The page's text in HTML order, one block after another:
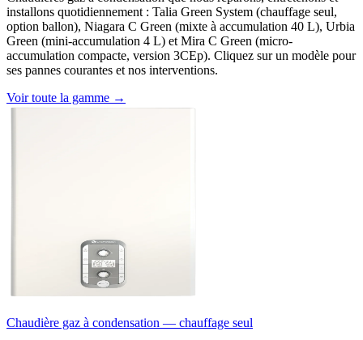
installons quotidiennement : Talia Green System (chauffage seul,
option ballon), Niagara C Green (mixte à accumulation 40 L), Urbia
Green (mini-accumulation 4 L) et Mira C Green (micro-
accumulation compacte, version 3CEp). Cliquez sur un modèle pour
ses pannes courantes et nos interventions.
Voir toute la gamme →
Chaudière gaz à condensation — chauffage seul